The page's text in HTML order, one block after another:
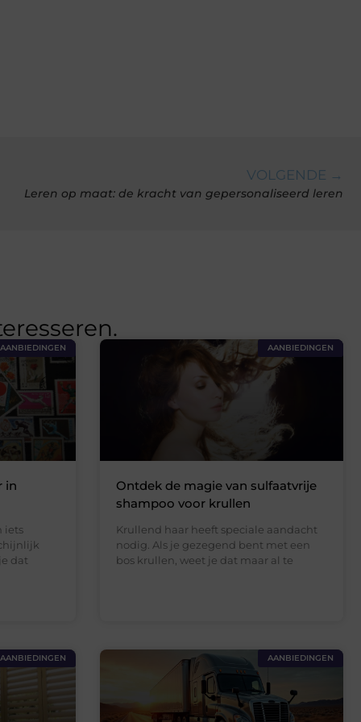
VOLGENDE →
Leren op maat: de kracht van gepersonaliseerd leren
AANBIEDINGEN
in
iets
dat
AANBIEDINGEN
Ontdek de magie van sulfaatvrije
shampoo voor krullen
Krullend haar heeft speciale aandacht
nodig. Als je gezegend bent met een
bos krullen, weet je dat maar al te
AANBIEDINGEN AANBIEDINGEN